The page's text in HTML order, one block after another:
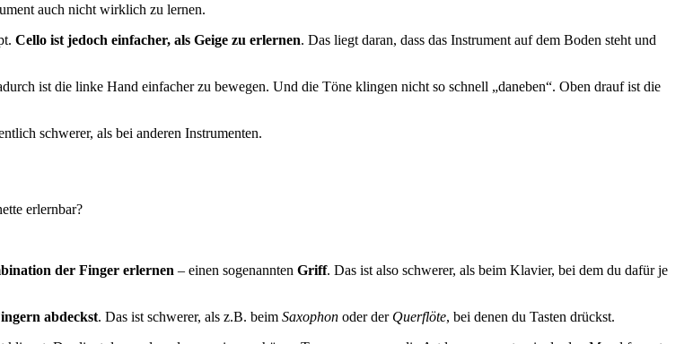
auch nicht wirklich zu lernen.
Cello ist jedoch einfacher, als Geige zu erlernen. Das liegt daran, dass das Instrument auf dem Boden steht und
ist die linke Hand einfacher zu bewegen. Und die Töne klingen nicht so schnell „daneben“. Oben drauf ist die
schwerer, als bei anderen Instrumenten.
erlernbar?
der Finger erlernen – einen sogenannten Griff. Das ist also schwerer, als beim Klavier, bei dem du dafür je
abdeckst. Das ist schwerer, als z.B. beim Saxophon oder der Querflöte, bei denen du Tasten drückst.